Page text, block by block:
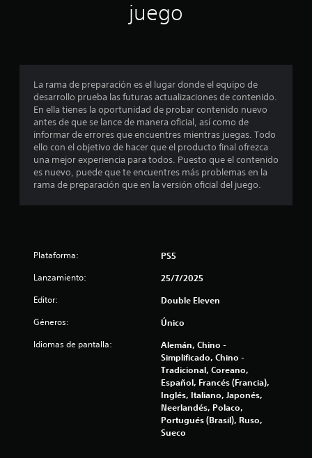
r
o
m
e
d
i
o
s
t
juego
La rama de preparación es el lugar donde el equipo de
desarrollo prueba las futuras actualizaciones de contenido.
En ella tienes la oportunidad de probar contenido nuevo
antes de que se lance de manera oficial, así como de
informar de errores que encuentres mientras juegas. Todo
ello con el objetivo de hacer que el producto final ofrezca
una mejor experiencia para todos. Puesto que el contenido
es nuevo, puede que te encuentres más problemas en la
rama de preparación que en la versión oficial del juego.
Plataforma: PS5
Lanzamiento: 25/7/2025
Editor: Double Eleven
Géneros: Único
Idiomas de pantalla:
Alemán, Chino -
Simplificado, Chino -
Tradicional, Coreano,
Español, Francés (Francia),
Inglés, Italiano, Japonés,
Neerlandés, Polaco,
Portugués (Brasil), Ruso,
Sueco